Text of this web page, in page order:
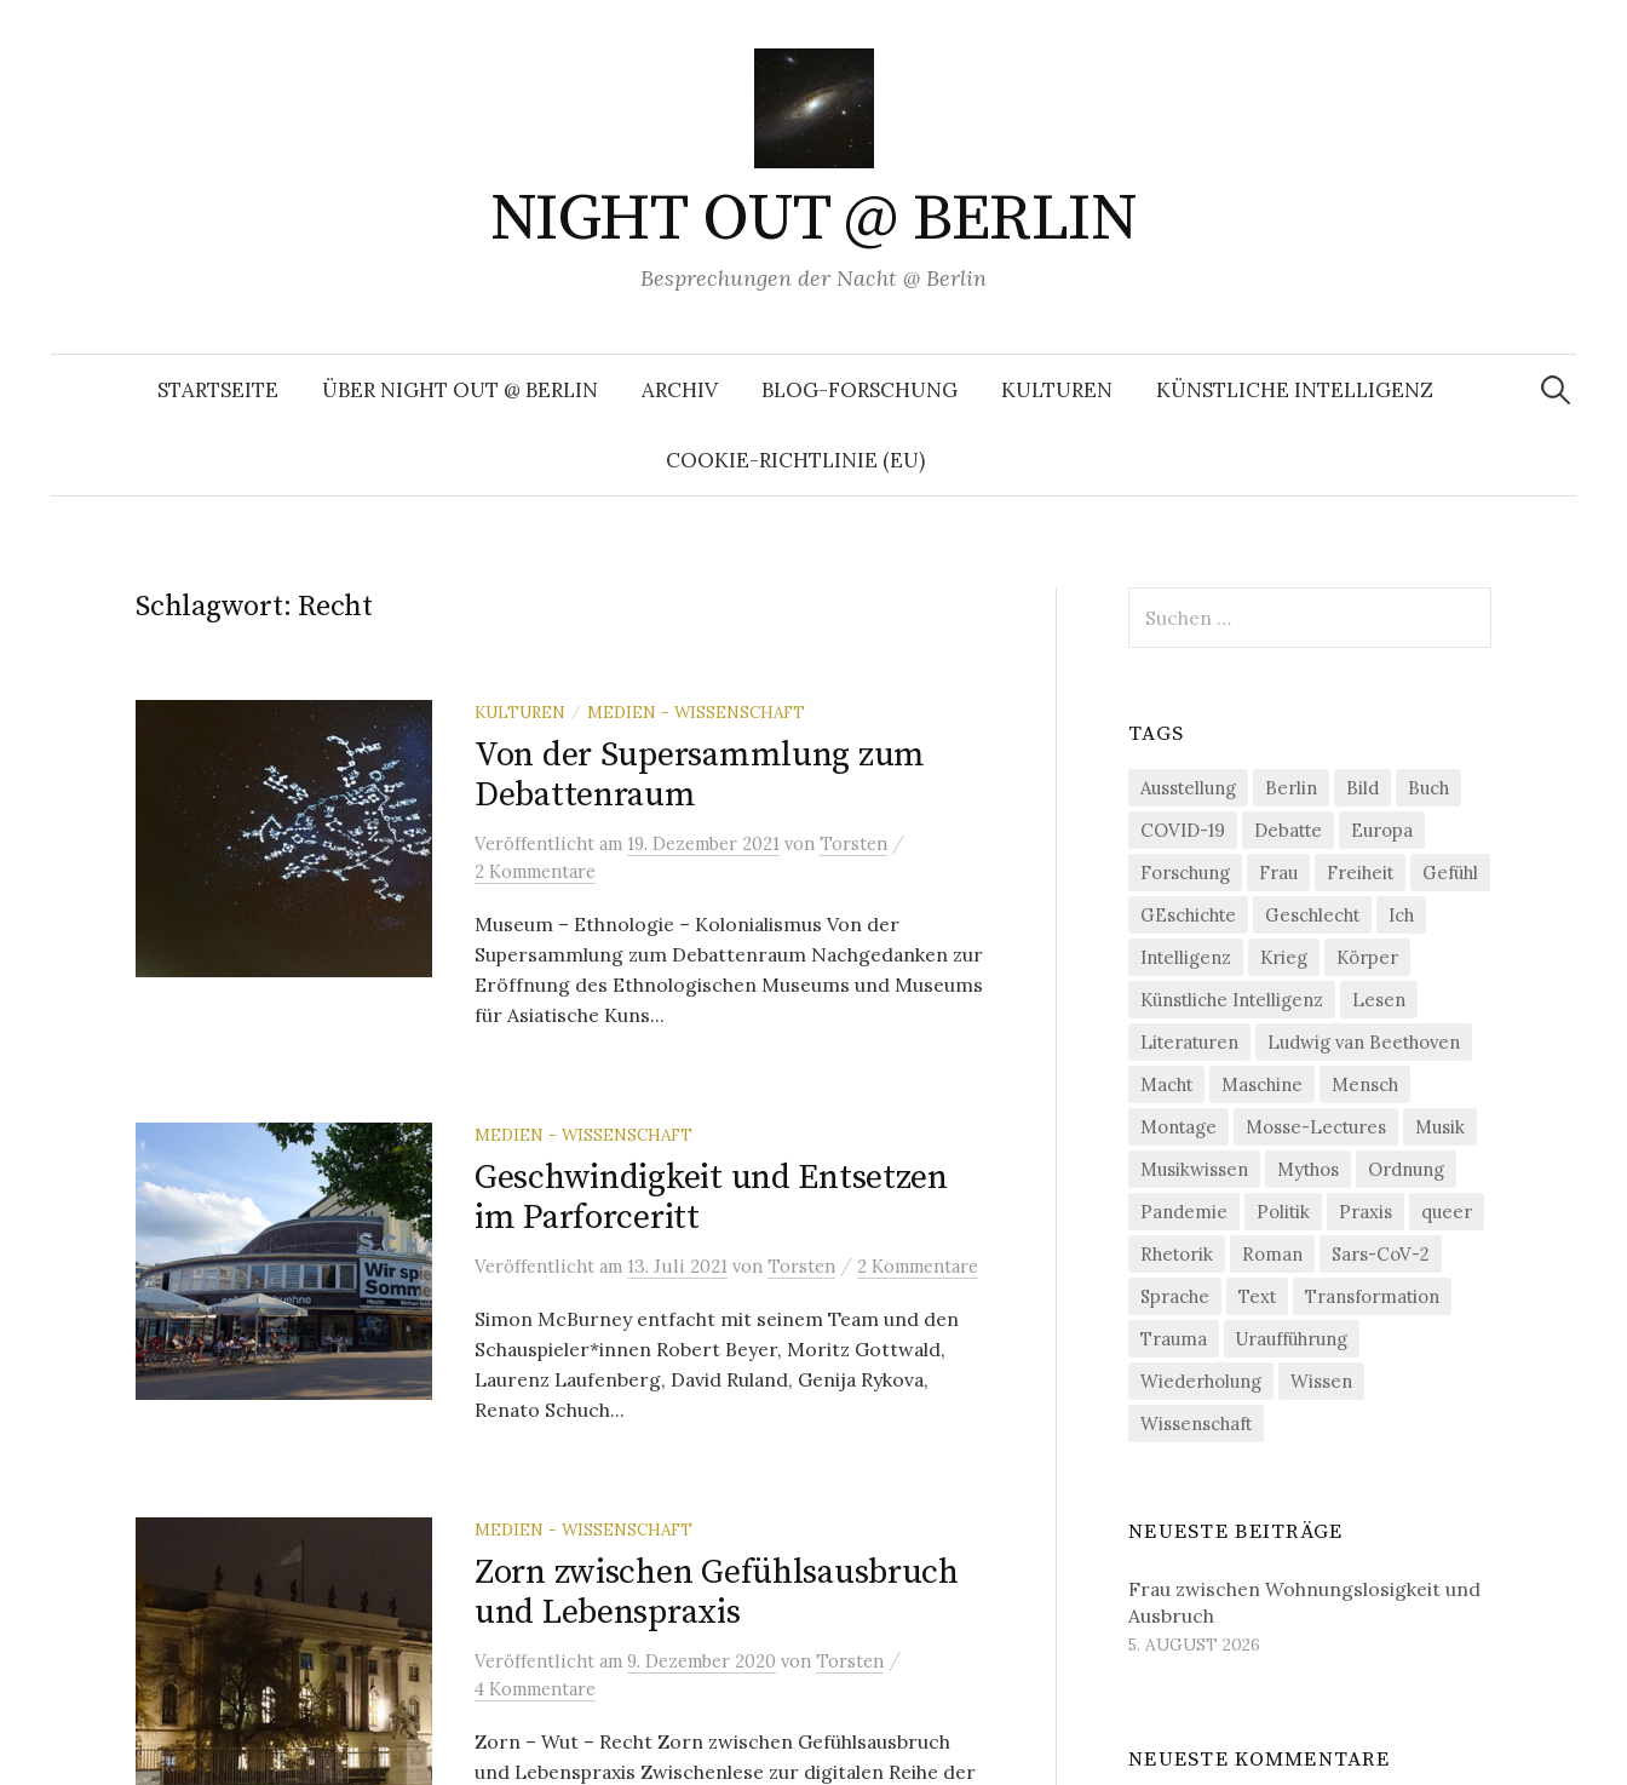
NIGHT OUT @ BERLIN
Besprechungen der Nacht @ Berlin
STARTSEITE ÜBER NIGHT OUT @ BERLIN ARCHIV BLOG-FORSCHUNG KULTUREN KÜNSTLICHE INTELLIGENZ
COOKIE-RICHTLINIE (EU)
Suchen
nach:
Schlagwort: Recht
KULTUREN / MEDIEN - WISSENSCHAFT
Von der Supersammlung zum
Debattenraum
Veröffentlicht am 19. Dezember 2021 von Torsten /
2 Kommentare
Museum – Ethnologie – Kolonialismus Von der
Supersammlung zum Debattenraum Nachgedanken zur
Eröffnung des Ethnologischen Museums und Museums
für Asiatische Kuns...
MEDIEN - WISSENSCHAFT
Geschwindigkeit und Entsetzen
im Parforceritt
Veröffentlicht am 13. Juli 2021 von Torsten / 2 Kommentare
Simon McBurney entfacht mit seinem Team und den
Schauspieler*innen Robert Beyer, Moritz Gottwald,
Laurenz Laufenberg, David Ruland, Genija Rykova,
Renato Schuch...
MEDIEN - WISSENSCHAFT
Zorn zwischen Gefühlsausbruch
und Lebenspraxis
Veröffentlicht am 9. Dezember 2020 von Torsten /
4 Kommentare
Zorn – Wut – Recht Zorn zwischen Gefühlsausbruch
und Lebenspraxis Zwischenlese zur digitalen Reihe der
nach:
TAGS
Ausstellung Berlin Bild
Buch
COVID-19
Debatte
Europa
Forschung
Frau Freiheit
Gefühl
GEschichte
Geschlecht
Ich
Intelligenz
Krieg
Körper
Künstliche Intelligenz
Lesen
Literaturen
Ludwig van Beethoven
Macht
Maschine
Mensch
Montage
Mosse-Lectures
Musik
Musikwissen
Mythos
Ordnung
Pandemie
Politik Praxis
queer
Rhetorik
Roman
Sars-CoV-2
Sprache
Text
Transformation
Trauma
Uraufführung
Wiederholung
Wissen
Wissenschaft
NEUESTE BEITRÄGE
Frau zwischen Wohnungslosigkeit und
Ausbruch
5. AUGUST 2026
NEUESTE KOMMENTARE